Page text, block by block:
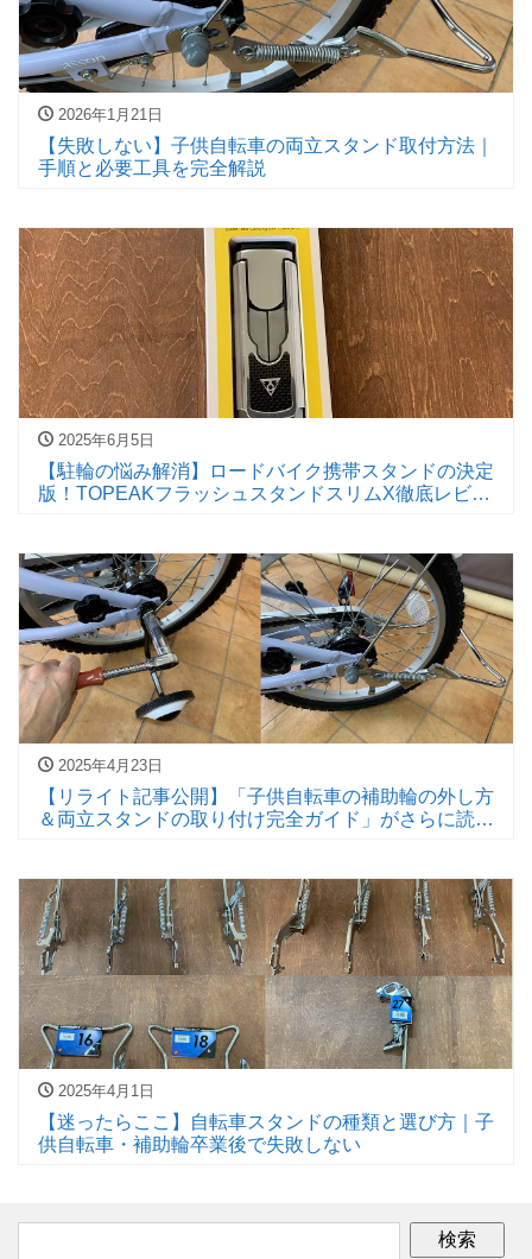
2026年1月21日
【失敗しない】子供自転車の両立スタンド取付方法｜
手順と必要工具を完全解説
2025年6月5日
【駐輪の悩み解消】ロードバイク携帯スタンドの決定
版！TOPEAKフラッシュスタンドスリムX徹底レビュ
2025年4月23日
【リライト記事公開】「子供自転車の補助輪の外し方
＆両立スタンドの取り付け完全ガイド」がさらに読み
2025年4月1日
【迷ったらここ】自転車スタンドの種類と選び方｜子
供自転車・補助輪卒業後で失敗しない